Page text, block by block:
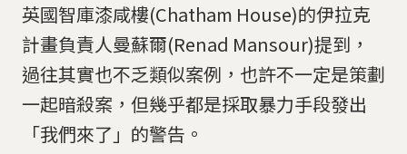
英國智庫漆咸樓(Chatham House)的伊拉克
計畫負責人曼蘇爾(Renad Mansour)提到，
過往其實也不乏類似案例，也許不一定是策劃
一起暗殺案，但幾乎都是採取暴力手段發出
「我們來了」的警告。